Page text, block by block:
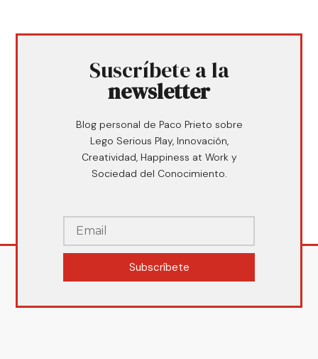
Suscríbete a la
newsletter
Blog personal de Paco Prieto sobre
Lego Serious Play, Innovación,
Creatividad, Happiness at Work y
Sociedad del Conocimiento.
Subscríbete